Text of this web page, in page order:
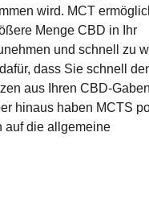
wird. MCT
Menge CBD in Ihr
und schnell zu
dass Sie schnell
aus Ihren CBD-Gaben
hinaus haben MCTS
auf die allgemeine